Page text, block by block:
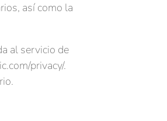
así como la
al servicio de
privacy/.